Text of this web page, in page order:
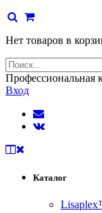
Нет товаров в
Профессиональная
Вход
Каталог